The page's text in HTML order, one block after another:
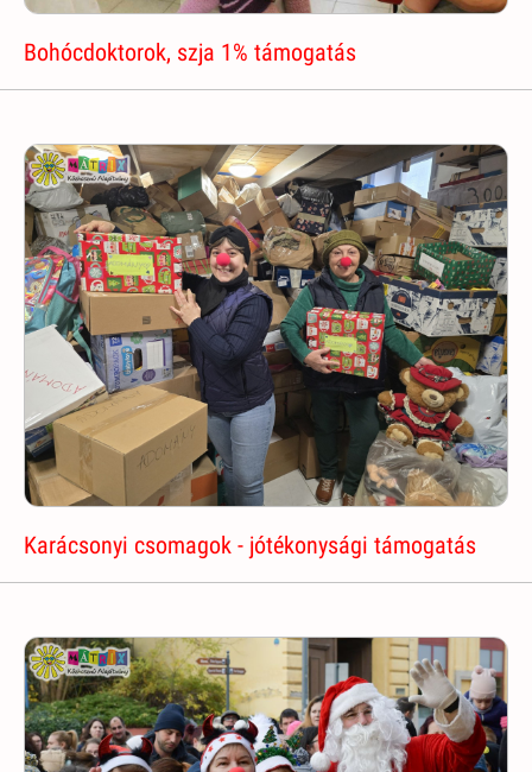
Bohócdoktorok, szja 1% támogatás
Karácsonyi csomagok - jótékonysági támogatás